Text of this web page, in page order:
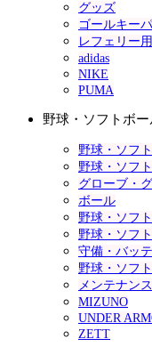
グッズ
ゴールキー
レフェリー
adidas
NIKE
PUMA
野球・ソフトボー
野球・ソフ
野球・ソフ
グローブ・
ボール
野球・ソフ
野球・ソフ
守備・バッ
野球・ソフ
メンテナン
MIZUNO
UNDER
ZETT